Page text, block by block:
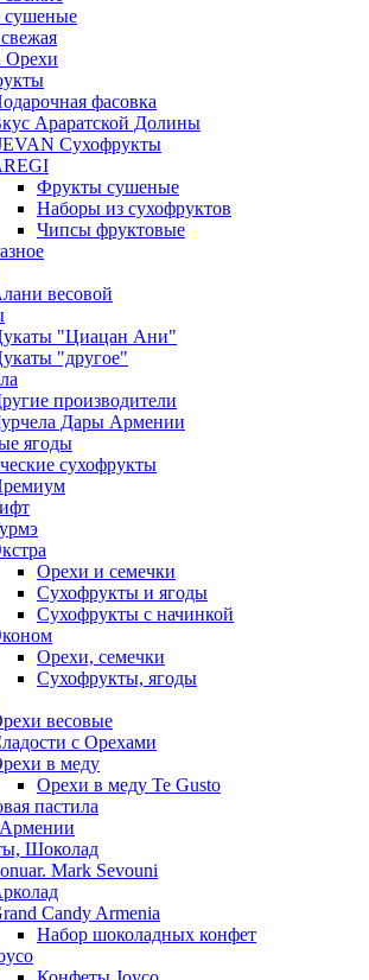
Орехи
фасовка
Араратской Долины
Сухофрукты
Фрукты сушеные
Наборы из сухофруктов
Чипсы фруктовые
весовой
"Циацан Ани"
"другое"
производители
Дары Армении
ягоды
сухофрукты
Орехи и семечки
Сухофрукты и ягоды
Сухофрукты с начинкой
Орехи, семечки
Сухофрукты, ягоды
весовые
с Орехами
в меду
Орехи в меду Te Gusto
пастила
Шоколад
Mark Sevouni
Candy Armenia
Набор шоколадных конфет